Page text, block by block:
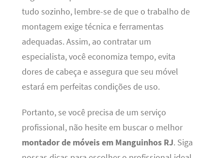
tudo sozinho, lembre-se de que o trabalho de
montagem exige técnica e ferramentas
adequadas. Assim, ao contratar um
especialista, você economiza tempo, evita
dores de cabeça e assegura que seu móvel
estará em perfeitas condições de uso.
Portanto, se você precisa de um serviço
profissional, não hesite em buscar o melhor
montador de móveis em Manguinhos RJ. Siga